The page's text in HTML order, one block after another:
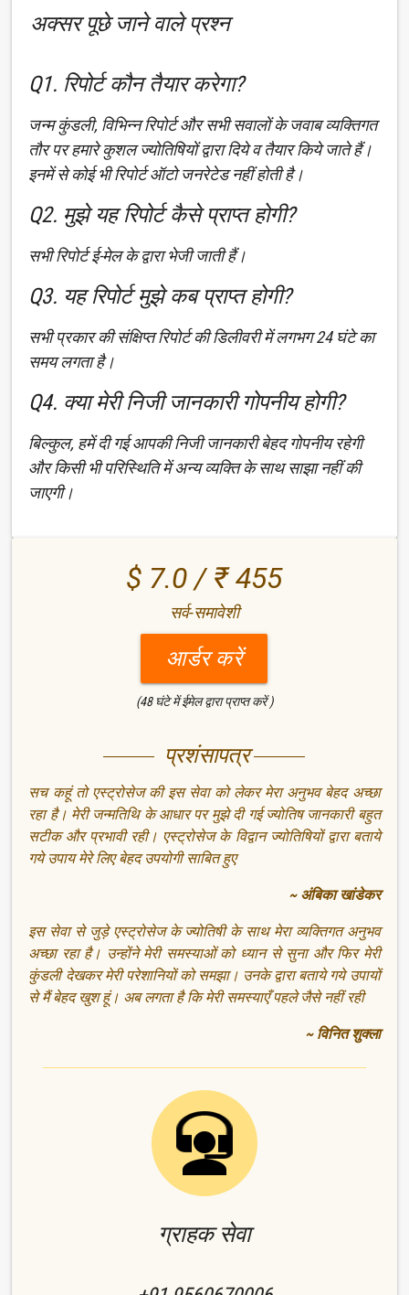
अक्सर पूछे जाने वाले प्रश्न
Q1. रिपोर्ट कौन तैयार करेगा?
जन्म कुंडली, विभिन्न रिपोर्ट और सभी सवालों के जवाब व्यक्तिगत
तौर पर हमारे कुशल ज्योतिषियों द्वारा दिये व तैयार किये जाते हैं।
इनमें से कोई भी रिपोर्ट ऑटो जनरेटेड नहीं होती है।
Q2. मुझे यह रिपोर्ट कैसे प्राप्त होगी?
सभी रिपोर्ट ई-मेल के द्वारा भेजी जाती हैं।
Q3. यह रिपोर्ट मुझे कब प्राप्त होगी?
सभी प्रकार की संक्षिप्त रिपोर्ट की डिलीवरी में लगभग 24 घंटे का
समय लगता है।
Q4. क्या मेरी निजी जानकारी गोपनीय होगी?
बिल्कुल, हमें दी गई आपकी निजी जानकारी बेहद गोपनीय रहेगी
और किसी भी परिस्थिति में अन्य व्यक्ति के साथ साझा नहीं की
जाएगी।
$ 7.0 / ₹ 455
सर्व-समावेशी
आर्डर करें
(48 घंटे में ईमेल द्वारा प्राप्त करें )
प्रशंसापत्र
सच कहूं तो एस्ट्रोसेज की इस सेवा को लेकर मेरा अनुभव बेहद अच्छा
रहा है। मेरी जन्मतिथि के आधार पर मुझे दी गई ज्योतिष जानकारी बहुत
सटीक और प्रभावी रही। एस्ट्रोसेज के विद्वान ज्योतिषियों द्वारा बताये
गये उपाय मेरे लिए बेहद उपयोगी साबित हुए
~ अंबिका खांडेकर
इस सेवा से जुड़े एस्ट्रोसेज के ज्योतिषी के साथ मेरा व्यक्तिगत अनुभव
अच्छा रहा है। उन्होंने मेरी समस्याओं को ध्यान से सुना और फिर मेरी
कुंडली देखकर मेरी परेशानियों को समझा। उनके द्वारा बताये गये उपायों
से मैं बेहद खुश हूं। अब लगता है कि मेरी समस्याएँ पहले जैसे नहीं रही
~ विनित शुक्ला
ग्राहक सेवा